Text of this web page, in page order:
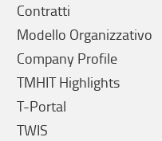
Contratti
Modello Organizzativo
Company Profile
TMHIT Highlights
T-Portal
TWIS